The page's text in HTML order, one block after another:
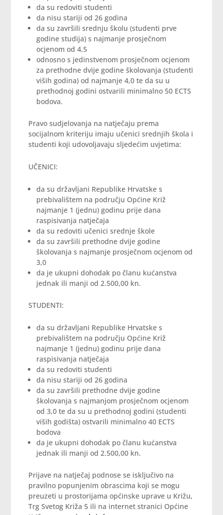
da su redoviti studenti
da nisu stariji od 26 godina
da su završili srednju školu (studenti prve
godine studija) s najmanje prosječnom
ocjenom od 4,5
odnosno s jedinstvenom prosječnom ocjenom
za prethodne dvije godine školovanja (studenti
viših godina) od najmanje 4,0 te da su u
prethodnoj godini ostvarili minimalno 50 ECTS
bodova.
Pravo sudjelovanja na natječaju prema
socijalnom kriteriju imaju učenici srednjih škola i
studenti koji udovoljavaju sljedećim uvjetima:
UČENICI:
da su državljani Republike Hrvatske s
prebivalištem na području Općine Križ
najmanje 1 (jednu) godinu prije dana
raspisivanja natječaja
da su redoviti učenici srednje škole
da su završili prethodne dvije godine
školovanja s najmanje prosječnom ocjenom od
3,0
da je ukupni dohodak po članu kućanstva
jednak ili manji od 2.500,00 kn.
STUDENTI:
da su državljani Republike Hrvatske s
prebivalištem na području Općine Križ
najmanje 1 (jednu) godinu prije dana
raspisivanja natječaja
da su redoviti studenti
da nisu stariji od 26 godina
da su završili prethodne dvije godine
školovanja s najmanjom prosječnom ocjenom
od 3,0 te da su u prethodnoj godini (studenti
viših godišta) ostvarili minimalno 40 ECTS
bodova
da je ukupni dohodak po članu kućanstva
jednak ili manji od 2.500,00 kn.
Prijave na natječaj podnose se isključivo na
pravilno popunjenim obrascima koji se mogu
preuzeti u prostorijama općinske uprave u Križu,
Trg Svetog Križa 5 ili na internet stranici Općine